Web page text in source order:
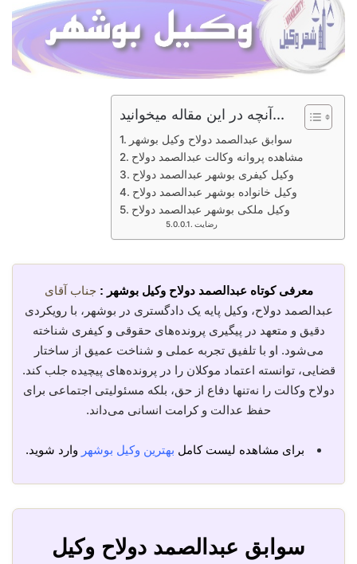
آنچه در این مقاله میخوانید...
سوابق عبدالصمد دولاح وکیل بوشهر
مشاهده پروانه وکالت عبدالصمد دولاح
وکیل کیفری بوشهر عبدالصمد دولاح
وکیل خانواده بوشهر عبدالصمد دولاح
وکیل ملکی بوشهر عبدالصمد دولاح
رضایت
معرفی کوتاه عبدالصمد دولاح وکیل بوشهر : جناب آقای
عبدالصمد دولاح، وکیل پایه یک دادگستری در بوشهر، با رویکردی
دقیق و متعهد در پیگیری پرونده‌های حقوقی و کیفری شناخته
می‌شود. او با تلفیق تجربه عملی و شناخت عمیق از ساختار
قضایی، توانسته اعتماد موکلان را در پرونده‌های پیچیده جلب کند.
دولاح وکالت را نه‌تنها دفاع از حق، بلکه مسئولیتی اجتماعی برای
حفظ عدالت و کرامت انسانی می‌داند.
برای مشاهده لیست کامل بهترین وکیل بوشهر وارد شوید.
سوابق عبدالصمد دولاح وکیل